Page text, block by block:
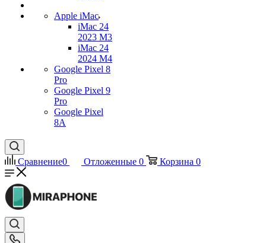
Apple iMac
iMac 24
2023 M3
iMac 24
2024 M4
Google Pixel 8
Pro
Google Pixel 9
Pro
Google Pixel
8A
Сравнение0 Отложенные 0 Корзина 0